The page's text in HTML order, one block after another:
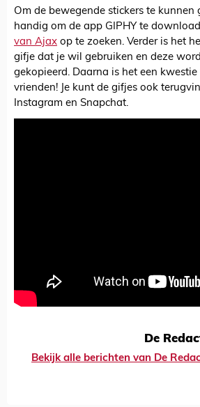
Om de bewegende stickers te kunnen
handig om de app GIPHY te
van Ajax op te zoeken. Verder is het
gifje dat je wil gebruiken en deze
gekopieerd. Daarna is het een
vrienden! Je kunt de gifjes ook
Instagram en Snapchat.
De
Bekijk alle berichten van De